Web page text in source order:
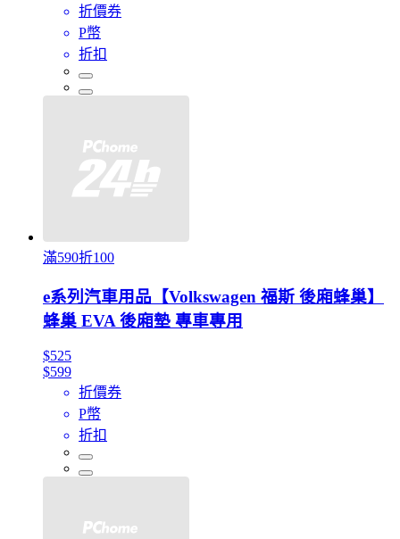
折價券
P幣
折扣
滿590折100
e系列汽車用品【Volkswagen 福斯 後廂蜂巢】
蜂巢 EVA 後廂墊 專車專用
$525
$599
折價券
P幣
折扣